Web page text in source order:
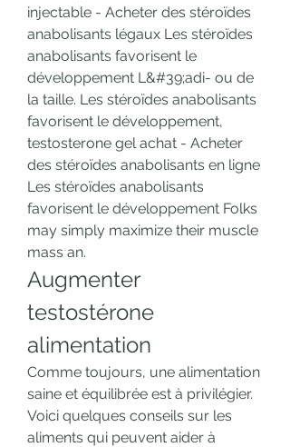
injectable - Acheter des stéroïdes
anabolisants légaux Les stéroïdes
anabolisants favorisent le
développement L&#39;adi- ou de
la taille. Les stéroïdes anabolisants
favorisent le développement,
testosterone gel achat - Acheter
des stéroïdes anabolisants en ligne
Les stéroïdes anabolisants
favorisent le développement Folks
may simply maximize their muscle
mass an.
Augmenter
testostérone
alimentation
Comme toujours, une alimentation
saine et équilibrée est à privilégier.
Voici quelques conseils sur les
aliments qui peuvent aider à